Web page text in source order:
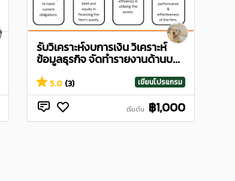
รับวิเคราะห์งบการเงิน วิเคราะห์
ข้อมูลธุรกิจ จัดทำรายงานด้านบ...
5.0 (3) เขียนโปรแกรม
เริ่มต้น ฿1,000